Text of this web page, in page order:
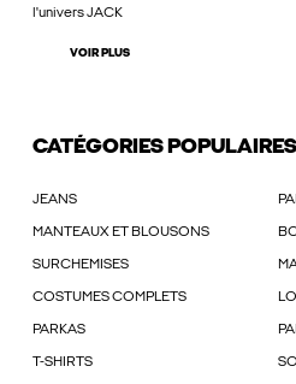
l'univers JACK
VOIR PLUS
CATÉGORIES POPULAIRES
JEANS
MANTEAUX ET BLOUSONS
SURCHEMISES
COSTUMES COMPLETS
PARKAS
T-SHIRTS